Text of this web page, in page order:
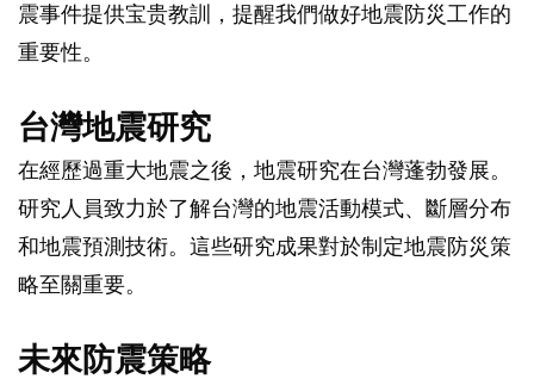
震事件提供宝贵教訓，提醒我們做好地震防災工作的
重要性。
台灣地震研究
在經歷過重大地震之後，地震研究在台灣蓬勃發展。
研究人員致力於了解台灣的地震活動模式、斷層分布
和地震預測技術。這些研究成果對於制定地震防災策
略至關重要。
未來防震策略